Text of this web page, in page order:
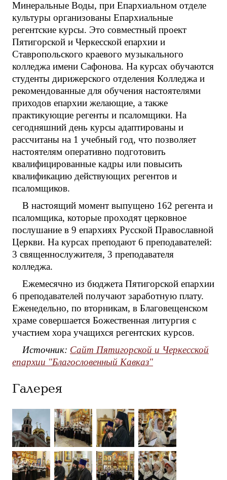
Минеральные Воды, при Епархиальном отделе
культуры организованы Епархиальные
регентские курсы. Это совместный проект
Пятигорской и Черкесской епархии и
Ставропольского краевого музыкального
колледжа имени Сафонова. На курсах обучаются
студенты дирижерского отделения Колледжа и
рекомендованные для обучения настоятелями
приходов епархии желающие, а также
практикующие регенты и псаломщики. На
сегодняшний день курсы адаптированы и
рассчитаны на 1 учебный год, что позволяет
настоятелям оперативно подготовить
квалифицированные кадры или повысить
квалификацию действующих регентов и
псаломщиков.
В настоящий момент выпущено 162 регента и
псаломщика, которые проходят церковное
послушание в 9 епархиях Русской Православной
Церкви. На курсах преподают 6 преподавателей:
3 священнослужителя, 3 преподавателя
колледжа.
Ежемесячно из бюджета Пятигорской епархии
6 преподавателей получают заработную плату.
Еженедельно, по вторникам, в Благовещенском
храме совершается Божественная литургия с
участием хора учащихся регентских курсов.
Источник: Сайт Пятигорской и Черкесской
епархии "Благословенный Кавказ"
Галерея